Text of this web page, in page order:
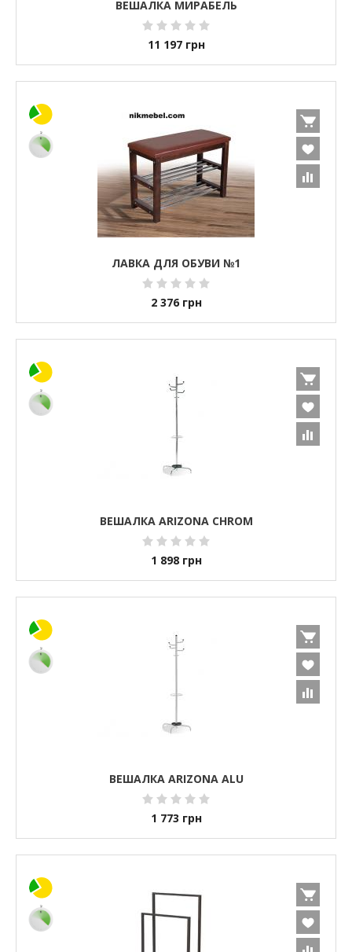
ВЕШАЛКА МИРАБЕЛЬ
11 197 грн
ЛАВКА ДЛЯ ОБУВИ №1
2 376 грн
ВЕШАЛКА ARIZONA CHROM
1 898 грн
ВЕШАЛКА ARIZONA ALU
1 773 грн